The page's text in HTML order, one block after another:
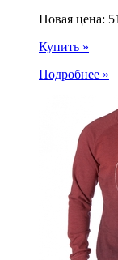
Новая цена:
Купить »
Подробнее »